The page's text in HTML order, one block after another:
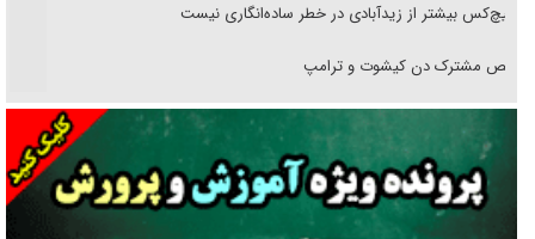
هیچ‌کس بیشتر از زیدآبادی در خطر ساده‌انگاری نیست
رقص مشترک دن کیشوت و ترامپ
دنده دولت به واگذاری مسئله‌دار ایران‌خودرو/ خصوصی‌سازی یا انحصار؟
غریزه‌ی بقا و آقای باقی و رفقا
جراحی‌های زیبایی با مدرک فوق‌دیپلم! + گفت‌وگو با متهم